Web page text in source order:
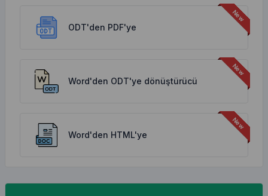
ODT'den PDF'ye
Word'den ODT'ye dönüştürücü
Word'den HTML'ye